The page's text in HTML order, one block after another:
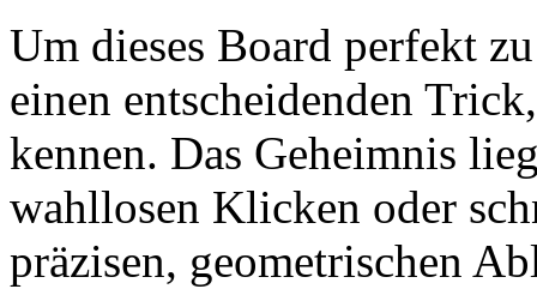
Um dieses Board perfekt
einen entscheidenden
kennen. Das Geheimnis
wahllosen Klicken oder
präzisen, geometrischen